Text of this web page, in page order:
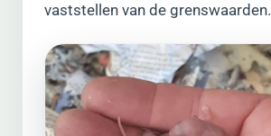
vaststellen van de grenswaarden.